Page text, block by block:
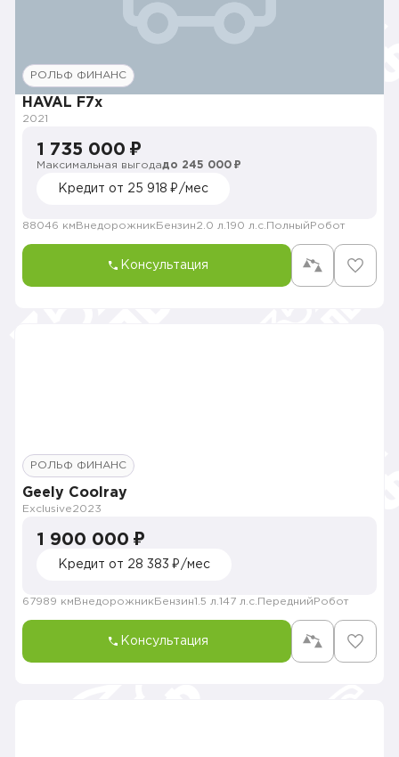
РОЛЬФ ФИНАНС
HAVAL F7x
2021
1 735 000 ₽
Максимальная выгодадо 245 000 ₽
Кредит от 25 918 ₽/мес
88046 км Внедорожник Бензин2.0 л. 190 л.с. Полный Робот
Консультация
РОЛЬФ ФИНАНС
Geely Coolray
Exclusive2023
1 900 000 ₽
Кредит от 28 383 ₽/мес
67989 км Внедорожник Бензин1.5 л. 147 л.с. Передний Робот
Консультация